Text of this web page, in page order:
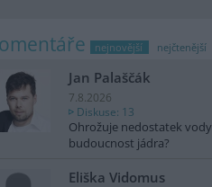
nejnovější nejčtenější
Jan Palaščák
7.8.2026
Diskuse: 13
Ohrožuje nedostatek vody
budoucnost jádra?
Eliška Vidomus